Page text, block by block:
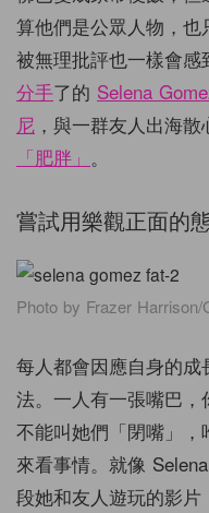
算他們是公眾人物，也
被無理批評也一樣會感
分手了的 Selena
尼 ，與一群友人出海
「肥胖」 。
嘗試用樂觀正面的
Photo by Frazer Harrison/
每人都會因應自身的
法。一人有一張嘴巴
不能叫她們「閉嘴」
來看事情。就像
段她和友人遊玩的影